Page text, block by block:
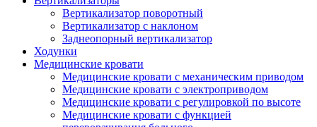
Вертикализатор поворотный
Вертикализатор с наклоном
Заднеопорный вертикализатор
Ходунки
Медицинские кровати
Медицинские кровати с механическим приводом
Медицинские кровати с электроприводом
Медицинские кровати с регулировкой по высоте
Медицинские кровати с функцией